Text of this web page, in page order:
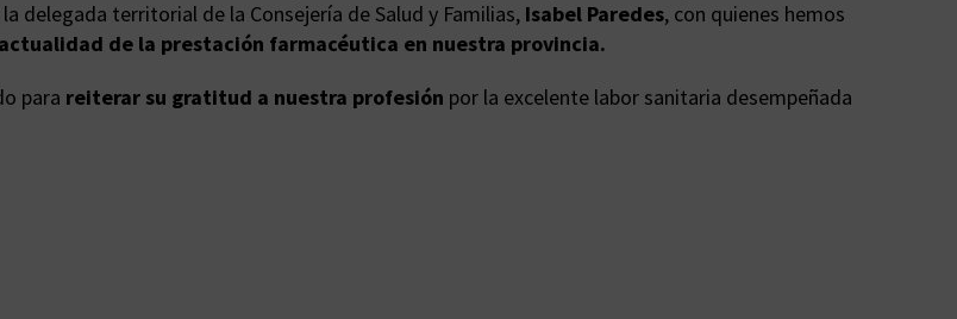
la delegada territorial de la Consejería de Salud y Familias, Isabel Paredes, con quienes hemos
de la prestación farmacéutica en nuestra provincia.
para reiterar su gratitud a nuestra profesión por la excelente labor sanitaria desempeñada